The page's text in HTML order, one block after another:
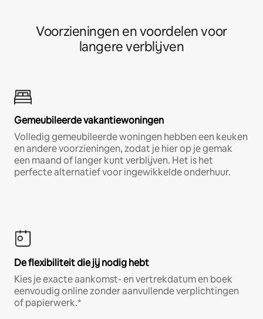
Voorzieningen en voordelen voor
langere verblijven
Gemeubileerde vakantiewoningen
Volledig gemeubileerde woningen hebben een keuken
en andere voorzieningen, zodat je hier op je gemak
een maand of langer kunt verblijven. Het is het
perfecte alternatief voor ingewikkelde onderhuur.
De flexibiliteit die jij nodig hebt
Kies je exacte aankomst- en vertrekdatum en boek
eenvoudig online zonder aanvullende verplichtingen
of papierwerk.*